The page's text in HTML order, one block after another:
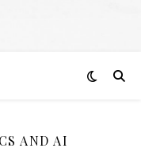
AND AI